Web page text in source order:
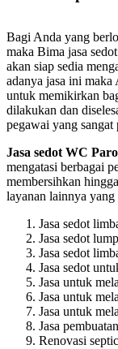
Bagi Anda yang
maka Bima jasa
akan siap sedia
adanya jasa ini maka
untuk memikirkan
dilakukan dan
pegawai yang sangat
Jasa sedot WC
mengatasi berbagai
membersihkan
layanan lainnya yang
Jasa sedot
Jasa sedot
Jasa sedot
Jasa sedot
Jasa untuk
Jasa untuk
Jasa untuk
Jasa
Renovasi